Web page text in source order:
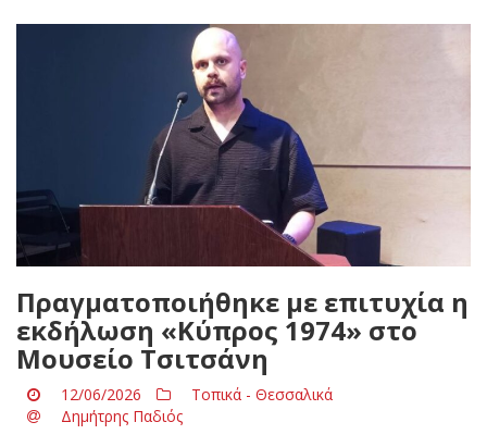
Πραγματοποιήθηκε με επιτυχία η
εκδήλωση «Κύπρος 1974» στο
Μουσείο Τσιτσάνη
12/06/2026
Τοπικά - Θεσσαλικά
Δημήτρης Παδιός